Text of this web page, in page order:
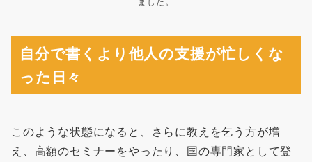
自分で書くより他人の支援が忙しくな
った日々
このような状態になると、さらに教えを乞う方が増
え、高額のセミナーをやったり、国の専門家として登